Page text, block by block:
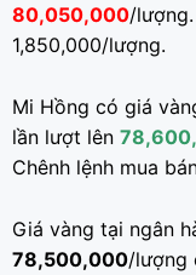
80,050,000/
1,850,000/lượng.
Mi Hồng có giá
lần lượt lên 78
Chênh lệnh mua
Giá vàng tại ngân
78,500,000/lượng